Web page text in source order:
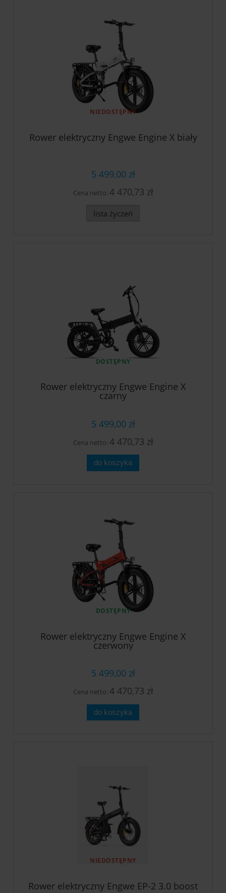
NIEDOSTĘPNY
Rower elektryczny Engwe Engine X biały
5 499,00 zł
Cena netto: 4 470,73 zł
lista życzeń
DOSTĘPNY
Rower elektryczny Engwe Engine X
czarny
5 499,00 zł
Cena netto: 4 470,73 zł
do koszyka
DOSTĘPNY
Rower elektryczny Engwe Engine X
czerwony
5 499,00 zł
Cena netto: 4 470,73 zł
do koszyka
NIEDOSTĘPNY
Rower elektryczny Engwe EP-2 3.0 boost